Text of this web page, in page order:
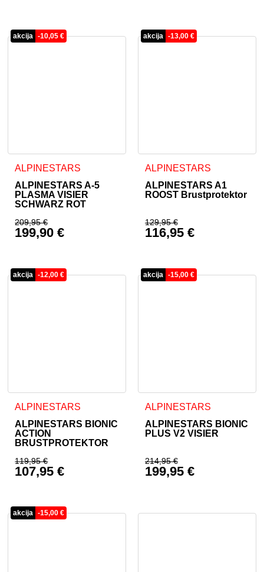
akcija -10,05€
ALPINESTARS
ALPINESTARS A-5
PLASMA VISIER
SCHWARZ ROT
209,95€
Ursprünglicher Preis war: 209,95 €
199,90€
Dieses Produkt weist mehrere Varianten auf. Die
akcija -13,00 €
ALPINESTARS
ALPINESTARS A1
ROOST Brustprotektor
129,95€
Ursprünglicher
116,95 €
Dieses Produkt weist
akcija -12,00€
ALPINESTARS
ALPINESTARS BIONIC
ACTION
BRUSTPROTEKTOR
119,95€
Ursprünglicher Preis war: 119,95 €
107,95€
Dieses Produkt weist mehrere Varianten auf. Die
akcija -15,00 €
ALPINESTARS
ALPINESTARS BIONIC
PLUS V2 VISIER
214,95€
Ursprünglicher
199,95 €
Dieses Produkt weist
akcija -15,00€